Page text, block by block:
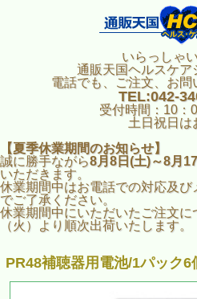
いらっしゃ
通販天国ヘルスケア
電話でも、ご注文、お問
TEL:042-
受付時間：10：
土日祝日は
【夏季休業期間のお知らせ】
誠に勝手ながら8月8日(土)～8月
いただきます。
休業期間中はお電話での対応及
でご了承ください。
休業期間中にいただいたご注文に
（火）より順次出荷いたします。
PR48補聴器用電池/1パック6